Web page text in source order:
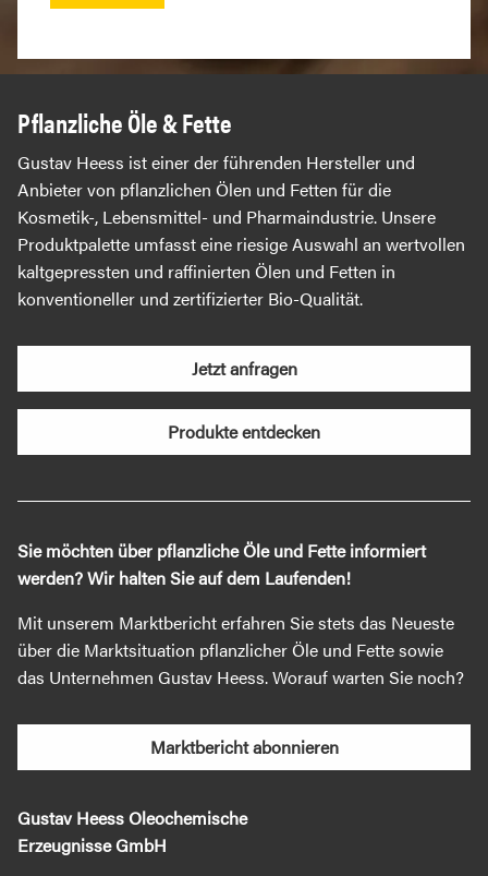
Pflanzliche Öle & Fette
Gustav Heess ist einer der führenden Hersteller und
Anbieter von pflanzlichen Ölen und Fetten für die
Kosmetik-, Lebensmittel- und Pharmaindustrie. Unsere
Produktpalette umfasst eine riesige Auswahl an wertvollen
kaltgepressten und raffinierten Ölen und Fetten in
konventioneller und zertifizierter Bio-Qualität.
Jetzt anfragen
Produkte entdecken
Sie möchten über pflanzliche Öle und Fette informiert
werden? Wir halten Sie auf dem Laufenden!
Mit unserem Marktbericht erfahren Sie stets das Neueste
über die Marktsituation pflanzlicher Öle und Fette sowie
das Unternehmen Gustav Heess. Worauf warten Sie noch?
Marktbericht abonnieren
Gustav Heess Oleochemische
Erzeugnisse GmbH